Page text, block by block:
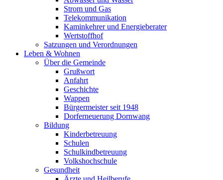
Strom und Gas
Telekommunikation
Kaminkehrer und Energieberater
Wertstoffhof
Satzungen und Verordnungen
Leben & Wohnen
Über die Gemeinde
Grußwort
Anfahrt
Geschichte
Wappen
Bürgermeister seit 1948
Dorferneuerung Dornwang
Bildung
Kinderbetreuung
Schulen
Schulkindbetreuung
Volkshochschule
Gesundheit